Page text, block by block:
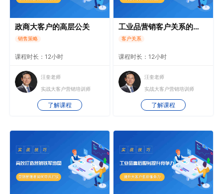
政商大客户的高层公关
销售策略
课程时长：12小时
汪奎老师
实战大客户营销培训师
了解课程
工业品营销客户关系的突围
客户关系
课程时长：12小时
汪奎老师
实战大客户营销培训师
了解课程